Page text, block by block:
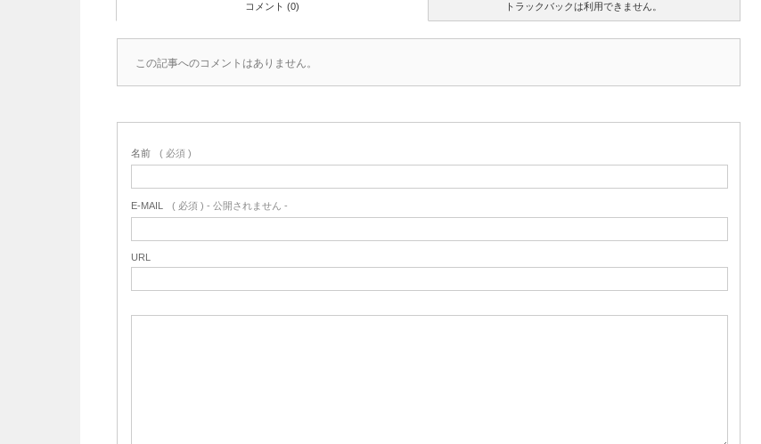
トラックバックは利用できません。
コメント (0)
この記事へのコメントはありません。
名前 ( 必須 )
E-MAIL ( 必須 ) - 公開されません -
URL